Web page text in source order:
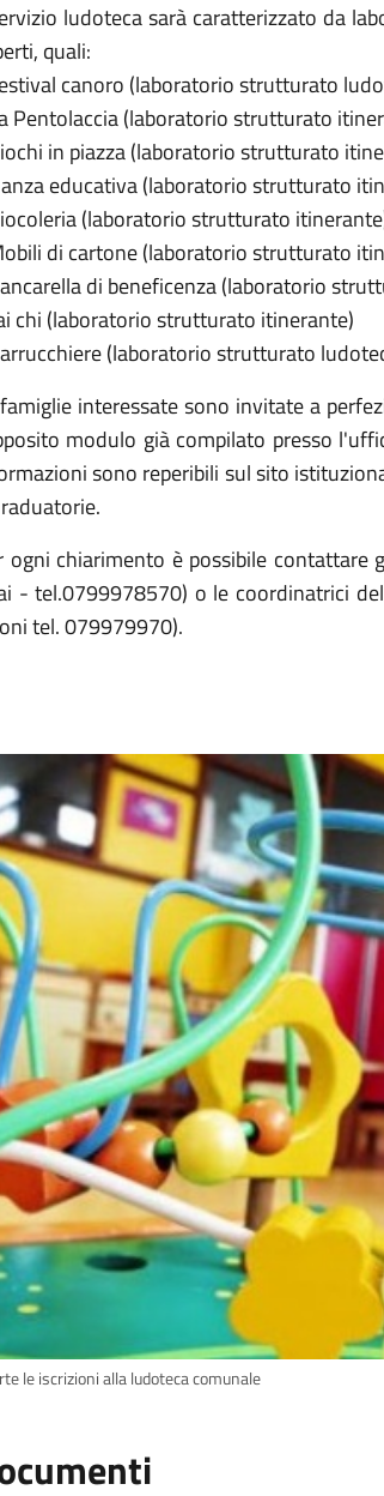
ludoteca sarà caratterizzato da
quali:
canoro (laboratorio strutturato
Pentolaccia (laboratorio strutturato
in piazza (laboratorio strutturato
educativa (laboratorio strutturato
(laboratorio strutturato
di cartone (laboratorio strutturato
di beneficenza (laboratorio
chi (laboratorio strutturato itinerante)
(laboratorio strutturato
interessate sono invitate a
modulo già compilato presso
sono reperibili sul sito
ogni chiarimento è possibile contattare
- tel.0799978570) o le coordinatrici
tel. 079979970).
le iscrizioni alla ludoteca comunale